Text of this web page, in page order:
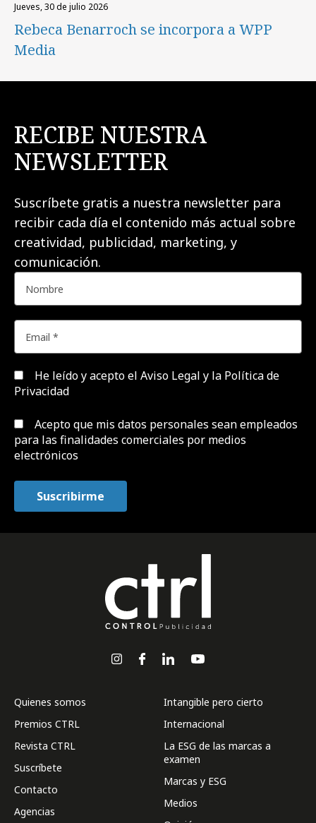
jueves, 30 de julio 2026
Rebeca Benarroch se incorpora a WPP
Media
RECIBE NUESTRA
NEWSLETTER
Suscríbete gratis a nuestra newsletter para
recibir cada día el contenido más actual sobre
creatividad, publicidad, marketing, y
comunicación.
He leído y acepto el Aviso Legal y la Política de
Privacidad
Acepto que mis datos personales sean empleados
para las finalidades comerciales por medios
electrónicos
Quienes somos
Premios CTRL
Revista CTRL
Suscríbete
Contacto
Agencias
Intangible pero cierto
Internacional
La ESG de las marcas a
examen
Marcas y ESG
Medios